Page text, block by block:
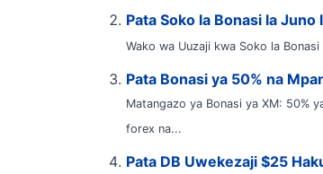
Pata Soko la Bonasi la
Wako wa Uuzaji kwa Soko la
Pata Bonasi ya 50% na
Matangazo ya Bonasi ya XM: 50%
forex na...
Pata DB Uwekezaji $25